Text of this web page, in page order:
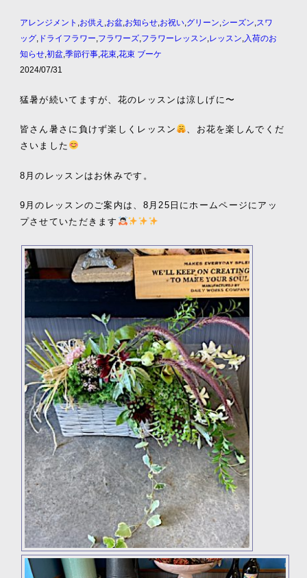
アレンジメント ,お供え ,お盆,お知らせ,お祝い,グリーン,シーズン,スワ
ッグ,ドライフラワー,フラワーズ,フラワーレッスン,レッスン,入荷のお
知らせ,初盆,季節行事,花束,花束 ブーケ
2024/07/31
猛暑が続いてますが、花のレッスンは涼しげに〜
皆さん暑さに負けず楽しくレッスン
、お花を楽しんでくだ
さいました
8月のレッスンはお休みです。
9月のレッスンのご案内は、8月25日にホームページにアッ
プさせていただきます